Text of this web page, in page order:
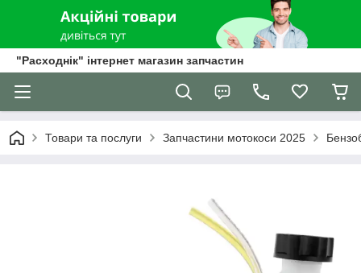
"Расходнік" інтернет магазин запчастин
Товари та послуги Запчастини мотокоси 2025